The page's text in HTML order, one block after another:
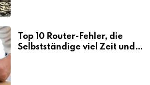
Top 10 Router-Fehler, die
Selbstständige viel Zeit und